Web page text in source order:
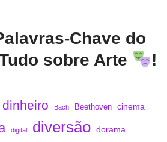
Chave do
sobre Arte
!
Bach Beethoven cinema
digital diversão dorama